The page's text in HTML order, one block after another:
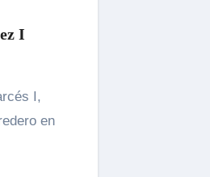
I
en